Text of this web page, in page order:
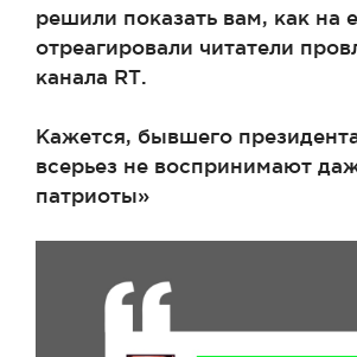
решили показать вам, как на
отреагировали читатели
канала RT.
Кажется, бывшего
всерьез не воспринимают
патриоты»